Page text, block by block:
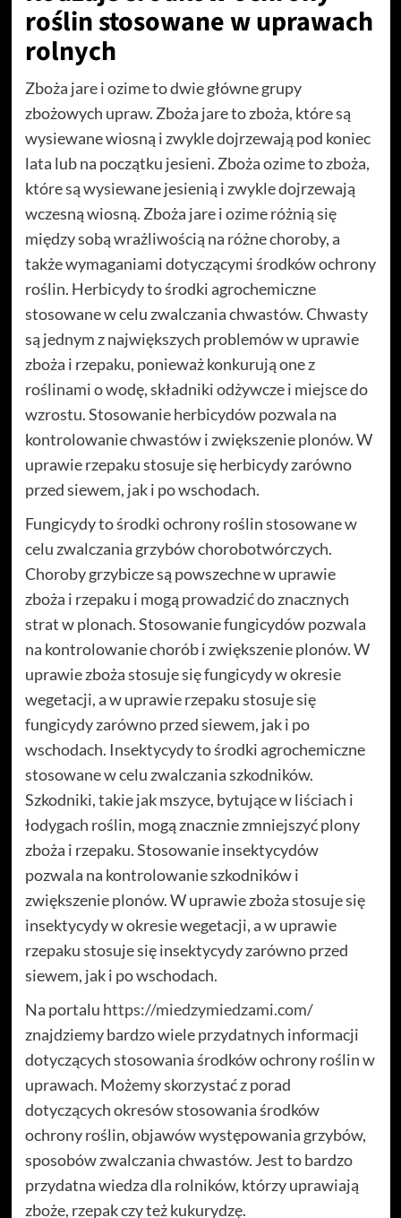
roślin stosowane w uprawach
rolnych
Zboża jare i ozime to dwie główne grupy
zbożowych upraw. Zboża jare to zboża, które są
wysiewane wiosną i zwykle dojrzewają pod koniec
lata lub na początku jesieni. Zboża ozime to zboża,
które są wysiewane jesienią i zwykle dojrzewają
wczesną wiosną. Zboża jare i ozime różnią się
między sobą wrażliwością na różne choroby, a
także wymaganiami dotyczącymi środków ochrony
roślin. Herbicydy to środki agrochemiczne
stosowane w celu zwalczania chwastów. Chwasty
są jednym z największych problemów w uprawie
zboża i rzepaku, ponieważ konkurują one z
roślinami o wodę, składniki odżywcze i miejsce do
wzrostu. Stosowanie herbicydów pozwala na
kontrolowanie chwastów i zwiększenie plonów. W
uprawie rzepaku stosuje się herbicydy zarówno
przed siewem, jak i po wschodach.
Fungicydy to środki ochrony roślin stosowane w
celu zwalczania grzybów chorobotwórczych.
Choroby grzybicze są powszechne w uprawie
zboża i rzepaku i mogą prowadzić do znacznych
strat w plonach. Stosowanie fungicydów pozwala
na kontrolowanie chorób i zwiększenie plonów. W
uprawie zboża stosuje się fungicydy w okresie
wegetacji, a w uprawie rzepaku stosuje się
fungicydy zarówno przed siewem, jak i po
wschodach. Insektycydy to środki agrochemiczne
stosowane w celu zwalczania szkodników.
Szkodniki, takie jak mszyce, bytujące w liściach i
łodygach roślin, mogą znacznie zmniejszyć plony
zboża i rzepaku. Stosowanie insektycydów
pozwala na kontrolowanie szkodników i
zwiększenie plonów. W uprawie zboża stosuje się
insektycydy w okresie wegetacji, a w uprawie
rzepaku stosuje się insektycydy zarówno przed
siewem, jak i po wschodach.
Na portalu https://miedzymiedzami.com/
znajdziemy bardzo wiele przydatnych informacji
dotyczących stosowania środków ochrony roślin w
uprawach. Możemy skorzystać z porad
dotyczących okresów stosowania środków
ochrony roślin, objawów występowania grzybów,
sposobów zwalczania chwastów. Jest to bardzo
przydatna wiedza dla rolników, którzy uprawiają
zboże, rzepak czy też kukurydzę.